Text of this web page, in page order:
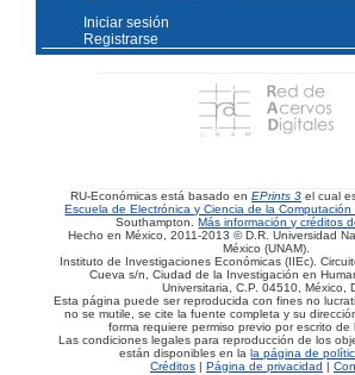
Iniciar sesión
Registrarse
RU-Económicas está basado en EPrints 3 el cual
Escuela de Electrónica y Ciencia de la Computación
Southampton.Más información y créditos
Hecho en México, 2011-2013 © D.R. Universidad
México (UNAM).
Instituto de Investigaciones Económicas (IIEc).
Cueva s/n, Ciudad de la Investigación en
Universitaria, C.P. 04510, México,
Esta página puede ser reproducida con fines no
no se mutile, se cite la fuente completa y su
forma requiere permiso previo por escrito de
Las condiciones legales para reproducción de los
están disponibles en lala página de
Créditos| Página de privacidad |